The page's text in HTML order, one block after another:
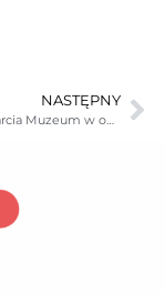
NASTĘPNY
Godziny otwarcia Muzeum w okresie świątecznym: